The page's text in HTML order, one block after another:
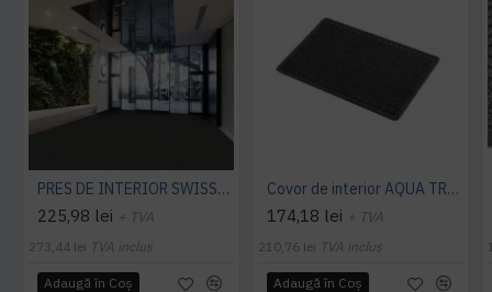
PRES DE INTERIOR SWISSLON CLASSIC, NOTRAX
225,98 lei + TVA
273,44 lei TVA inclus
Adaugă în Coş
Covor de interior AQUA TRAP
174,18 lei + TVA
210,76 lei TVA inclus
Adaugă în Coş